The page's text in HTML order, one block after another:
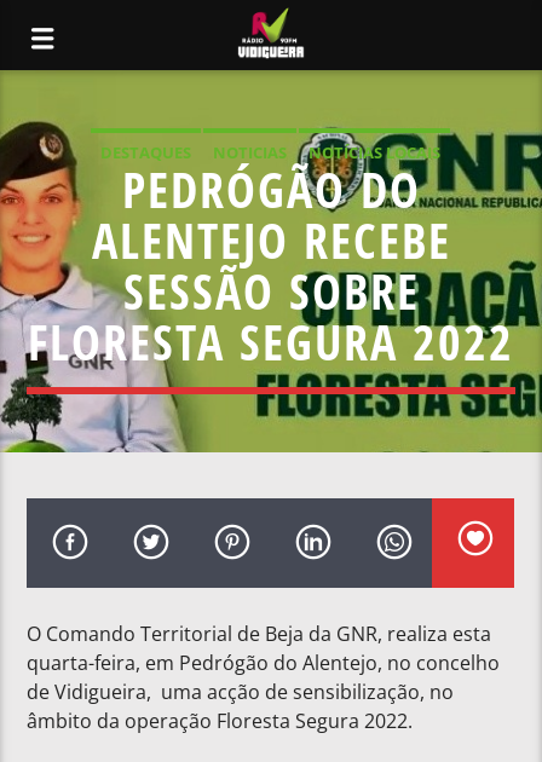
DESTAQUES NOTICIAS
NOTÍCIAS LOCAIS
NOTÍCIAS NACIONAIS
PEDRÓGÃO DO
ALENTEJO RECEBE
SESSÃO SOBRE
FLORESTA SEGURA 2022
O Comando Territorial de Beja da GNR, realiza esta
quarta-feira, em Pedrógão do Alentejo, no concelho
de Vidigueira, uma acção de sensibilização, no
âmbito da operação Floresta Segura 2022.